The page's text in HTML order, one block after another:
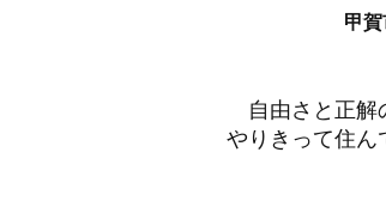
甲
自由さと正解
やりきって住ん